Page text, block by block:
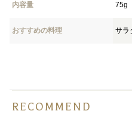
内容量 75g
おすすめの料理 サラ
RECOMMEND